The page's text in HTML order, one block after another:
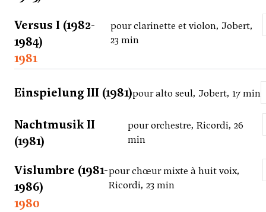
Versus I (1982-
1984)
pour clarinette et violon, Jobert,
23 min
1981
Einspielung III (1981)pour alto seul, Jobert, 17 min
Nachtmusik II
(1981)
pour orchestre, Ricordi, 26
min
Vislumbre (1981-
1986)
pour chœur mixte à huit voix,
Ricordi, 23 min
1980